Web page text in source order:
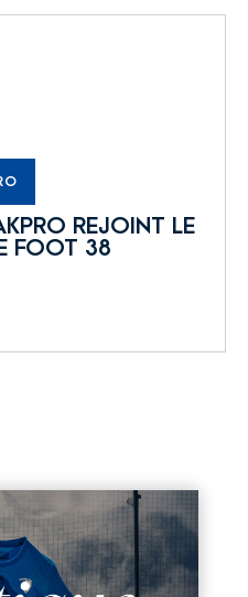
REJOINT LE
FOOT 38